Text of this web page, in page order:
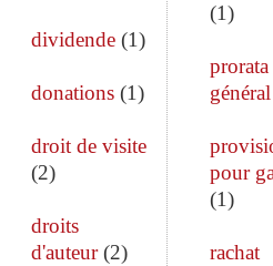
dividende(1)
donations(1)
droit de visite
(2)
droits
d'auteur(2)
(1)
prorata
général
pour
(1)
rachat